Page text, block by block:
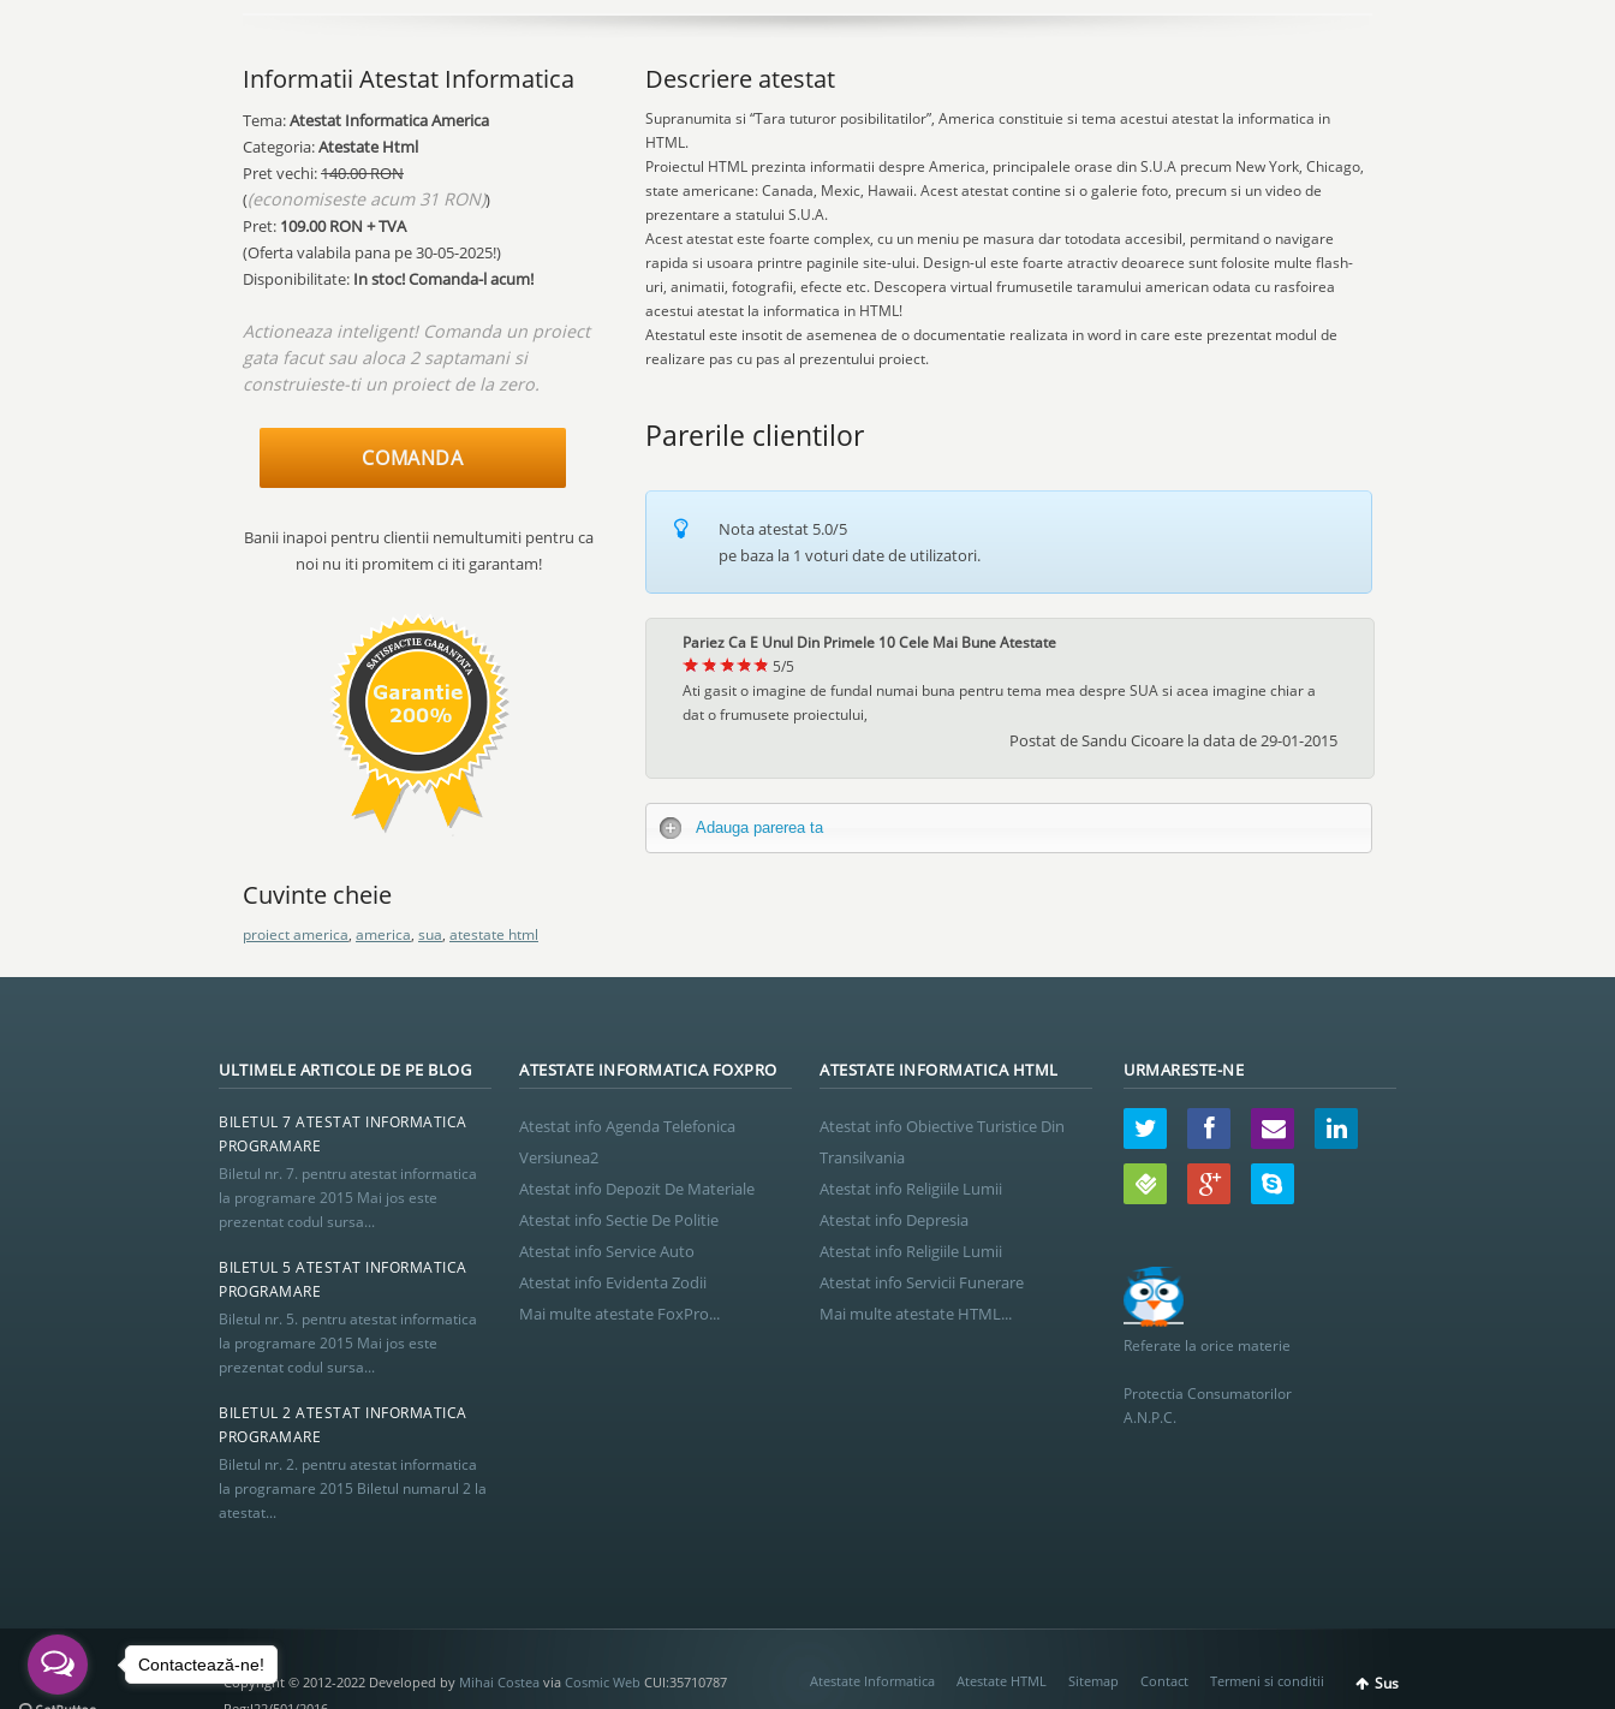
Informatii Atestat Informatica
Tema:Atestat Informatica America
Categoria:Atestate Html
Pret vechi:140.00 RON
((economiseste acum 31 RON))
Pret: 109.00RON + TVA
(Oferta valabila pana pe30-05-2025!)
Disponibilitate: In stoc! Comanda-l acum!
Actioneaza inteligent! Comanda un proiect
gata facut sau aloca 2 saptamani si
construieste-ti un proiect de la zero.
COMANDA
Banii inapoi pentru clientii nemultumiti pentru ca
noi nu iti promitem ci iti garantam!
Cuvinte cheie
proiect america, america, sua, atestate html
Descriere atestat
Supranumita si “Tara tuturor posibilitatilor”, America constituie si tema acestui atestat la informatica in
HTML.
Proiectul HTML prezinta informatii despre America, principalele orase din S.U.A precum New York, Chicago,
state americane: Canada, Mexic, Hawaii. Acest atestat contine si o galerie foto, precum si un video de
prezentare a statului S.U.A.
Acest atestat este foarte complex, cu un meniu pe masura dar totodata accesibil, permitand o navigare
rapida si usoara printre paginile site-ului. Design-ul este foarte atractiv deoarece sunt folosite multe flash-
uri, animatii, fotografii, efecte etc. Descopera virtual frumusetile taramului american odata cu rasfoirea
acestui atestat la informatica in HTML!
Atestatul este insotit de asemenea de o documentatie realizata in word in care este prezentat modul de
realizare pas cu pas al prezentului proiect.
Parerile clientilor
Nota atestat 5.0/5
pe baza la 1 voturi date de utilizatori.
Pariez Ca E Unul Din Primele 10 Cele Mai Bune Atestate
5/5
Ati gasit o imagine de fundal numai buna pentru tema mea despre SUA si acea imagine chiar a
dat o frumusete proiectului,
Postat deSandu Cicoarela data de29-01-2015
Adauga parerea ta
ULTIMELE ARTICOLE DE PE BLOG
BILETUL 7 ATESTAT INFORMATICA
PROGRAMARE
Biletul nr. 7. pentru atestat informatica
la programare 2015 Mai jos este
prezentat codul sursa...
BILETUL 5 ATESTAT INFORMATICA
PROGRAMARE
Biletul nr. 5. pentru atestat informatica
la programare 2015 Mai jos este
prezentat codul sursa...
BILETUL 2 ATESTAT INFORMATICA
PROGRAMARE
Biletul nr. 2. pentru atestat informatica
la programare 2015 Biletul numarul 2 la
atestat...
ATESTATE INFORMATICA FOXPRO
Atestat info Agenda Telefonica
Versiunea2
Atestat info Depozit De Materiale
Atestat info Sectie De Politie
Atestat info Service Auto
Atestat info Evidenta Zodii
Mai multe atestate FoxPro...
ATESTATE INFORMATICA HTML
Atestat info Obiective Turistice Din
Transilvania
Atestat info Religiile Lumii
Atestat info Depresia
Atestat info Religiile Lumii
Atestat info Servicii Funerare
Mai multe atestate HTML...
URMARESTE-NE
Referate la orice materie
Protectia Consumatorilor
A.N.P.C.
Copyright © 2012-2022 Developed by Mihai Costea via Cosmic Web CUI:35710787
Sus
Atestate Informatica Atestate HTML Sitemap Contact Termeni si conditii
Contactează-ne!